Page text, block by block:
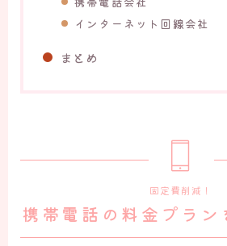
インターネット回線会社
まとめ
固定費削減！
携帯電話の料金プラン